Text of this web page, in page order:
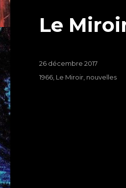
Le
Publié
le
26 décembre 2017
Étiquettes
1966 Le Miroir nouvelles